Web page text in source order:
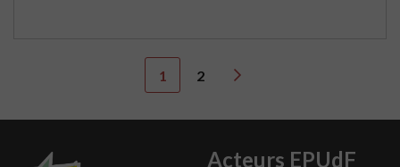
1 2
Acteurs EPUdF